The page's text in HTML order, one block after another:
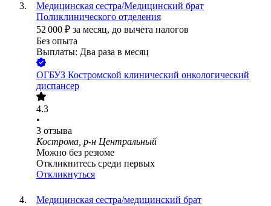
Медицинская сестра/Медицинский брат
Поликлинического отделения
52 000 ₽ за месяц, до вычета налогов
Без опыта
Выплаты: Два раза в месяц
ОГБУЗ Костромской клинический онкологический
диспансер
4.3
•
3 отзыва
Кострома, р-н Центральный
Можно без резюме
Откликнитесь среди первых
Откликнуться
Медицинская сестра/медицинский брат